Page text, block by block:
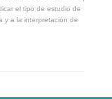
el tipo de estudio de
y a la interpretación de